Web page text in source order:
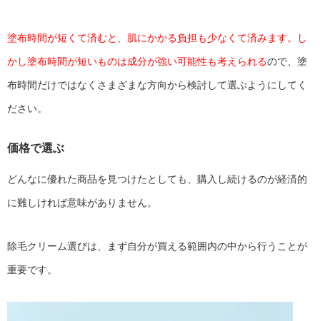
塗布時間が短くて済むと、肌にかかる負担も少なくて済みます。し
かし塗布時間が短いものは成分が強い可能性も考えられるので、塗
布時間だけではなくさまざまな方向から検討して選ぶようにしてく
ださい。
価格で選ぶ
どんなに優れた商品を見つけたとしても、購入し続けるのが経済的
に難しければ意味がありません。
除毛クリーム選びは、まず自分が買える範囲内の中から行うことが
重要です。